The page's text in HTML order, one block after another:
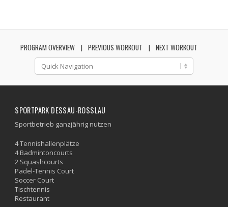
PROGRAM OVERVIEW PREVIOUS WORKOUT NEXT WORKOUT
SPORTPARK DESSAU-ROSSLAU
Sportbetrieb ganzjährig nutzen
4 Tennishallenplätze
4 Badmintoncourts
2 Squashcourts
Padel-Tennis Court
Soccer Court
Tischtennis
Restaurant